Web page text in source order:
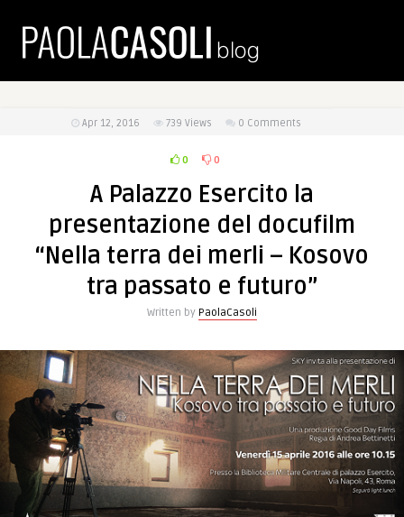
Apr 12, 2016 739 Views 0 Comments
0 0
A Palazzo Esercito la
presentazione del docufilm
“Nella terra dei merli – Kosovo
tra passato e futuro”
Written by PaolaCasoli